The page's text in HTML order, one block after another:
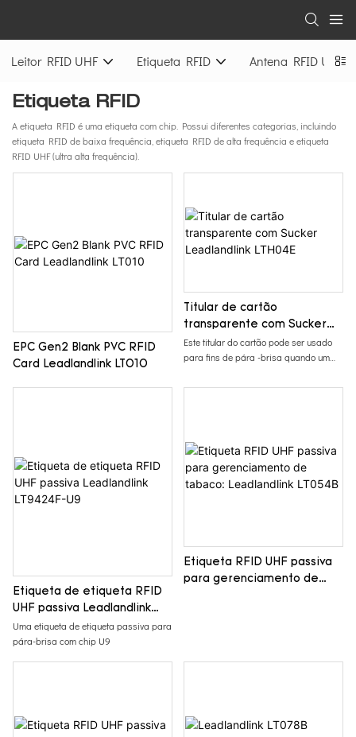
Leitor RFID UHF Etiqueta RFID Antena RFID UHF
Etiqueta RFID
A etiqueta RFID é uma etiqueta com chip. Possui diferentes categorias, incluindo
etiqueta RFID de baixa frequência, etiqueta RFID de alta frequência e etiqueta
RFID UHF (ultra alta frequência).
EPC Gen2 Blank PVC RFID
Card Leadlandlink LT010
Titular de cartão
transparente com Sucker
Leadlandlink LTH04E
Este titular do cartão pode ser usado
para fins de pára -brisa quando um
Etiqueta de etiqueta RFID
UHF passiva Leadlandlink
LT9424F-U9
Uma etiqueta de etiqueta passiva para
pára-brisa com chip U9
Etiqueta RFID UHF passiva
para gerenciamento de